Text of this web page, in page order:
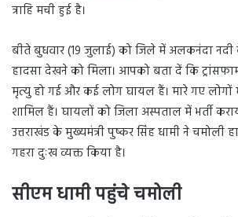
त्राहि मची हुई है।
बीते बुधवार (19 जुलाई) को जिले में अलकनंदा
हादसा देखने को मिला। आपको बता दें कि
मृत्यु हो गई और कई लोग घायल हैं। मारे गए लोगों
शामिल हैं। घायलों को जिला अस्पताल में भर्ती
उत्तराखंड के मुख्यमंत्री पुष्कर सिंह धामी ने चमोली
गहरा दुःख व्यक्त किया है।
सीएम धामी पहुंचे चमोली